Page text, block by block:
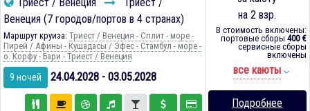
Венеция (7 городов/портов в 4 странах)
Маршрут круиза: Триест / Венеция - Сплит - море -
Пирей / Афины - Кушадасы / Эфес - Стамбул - море -
о. Корфу - Бари - Триест / Венеция
9 ночей 24.04.2028 - 03.05.2028
на 2 взр.
В стоимость включены:
портовые сборы 400 €
сервисные сборы
включены
все каюты
Подробнее